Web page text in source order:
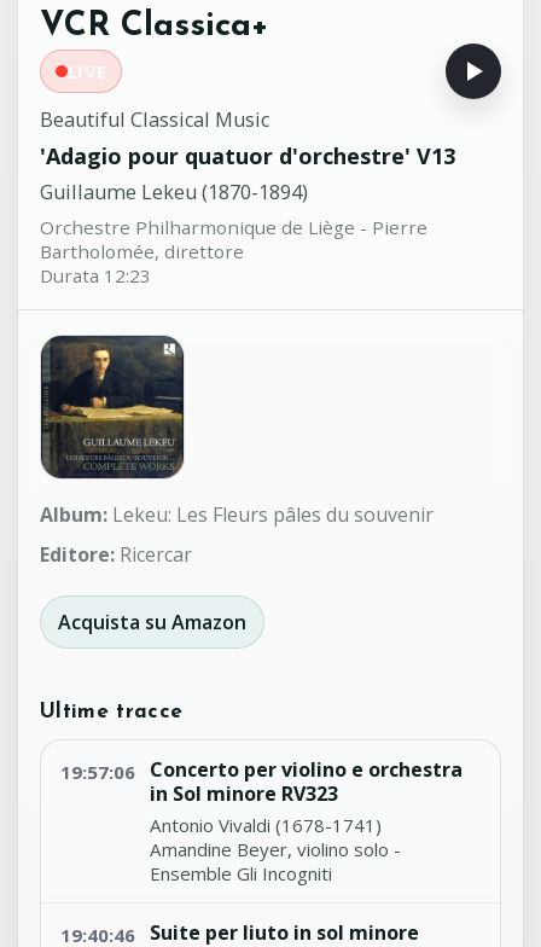
Sinfonica di Sanremo - Roberto Gianola,
direttore
VCR Classica+
LIVE
Beautiful Classical Music
'Adagio pour quatuor d'orchestre' V13
Guillaume Lekeu (1870-1894)
Orchestre Philharmonique de Liège - Pierre
Bartholomée, direttore
Durata 12:23
Album: Lekeu: Les Fleurs pâles du souvenir
Editore: Ricercar
Acquista su Amazon
Ultime tracce
19:57:06
Concerto per violino e orchestra
in Sol minore RV323
Antonio Vivaldi (1678-1741)
Amandine Beyer, violino solo -
Ensemble Gli Incogniti
19:40:46
Suite per liuto in sol minore